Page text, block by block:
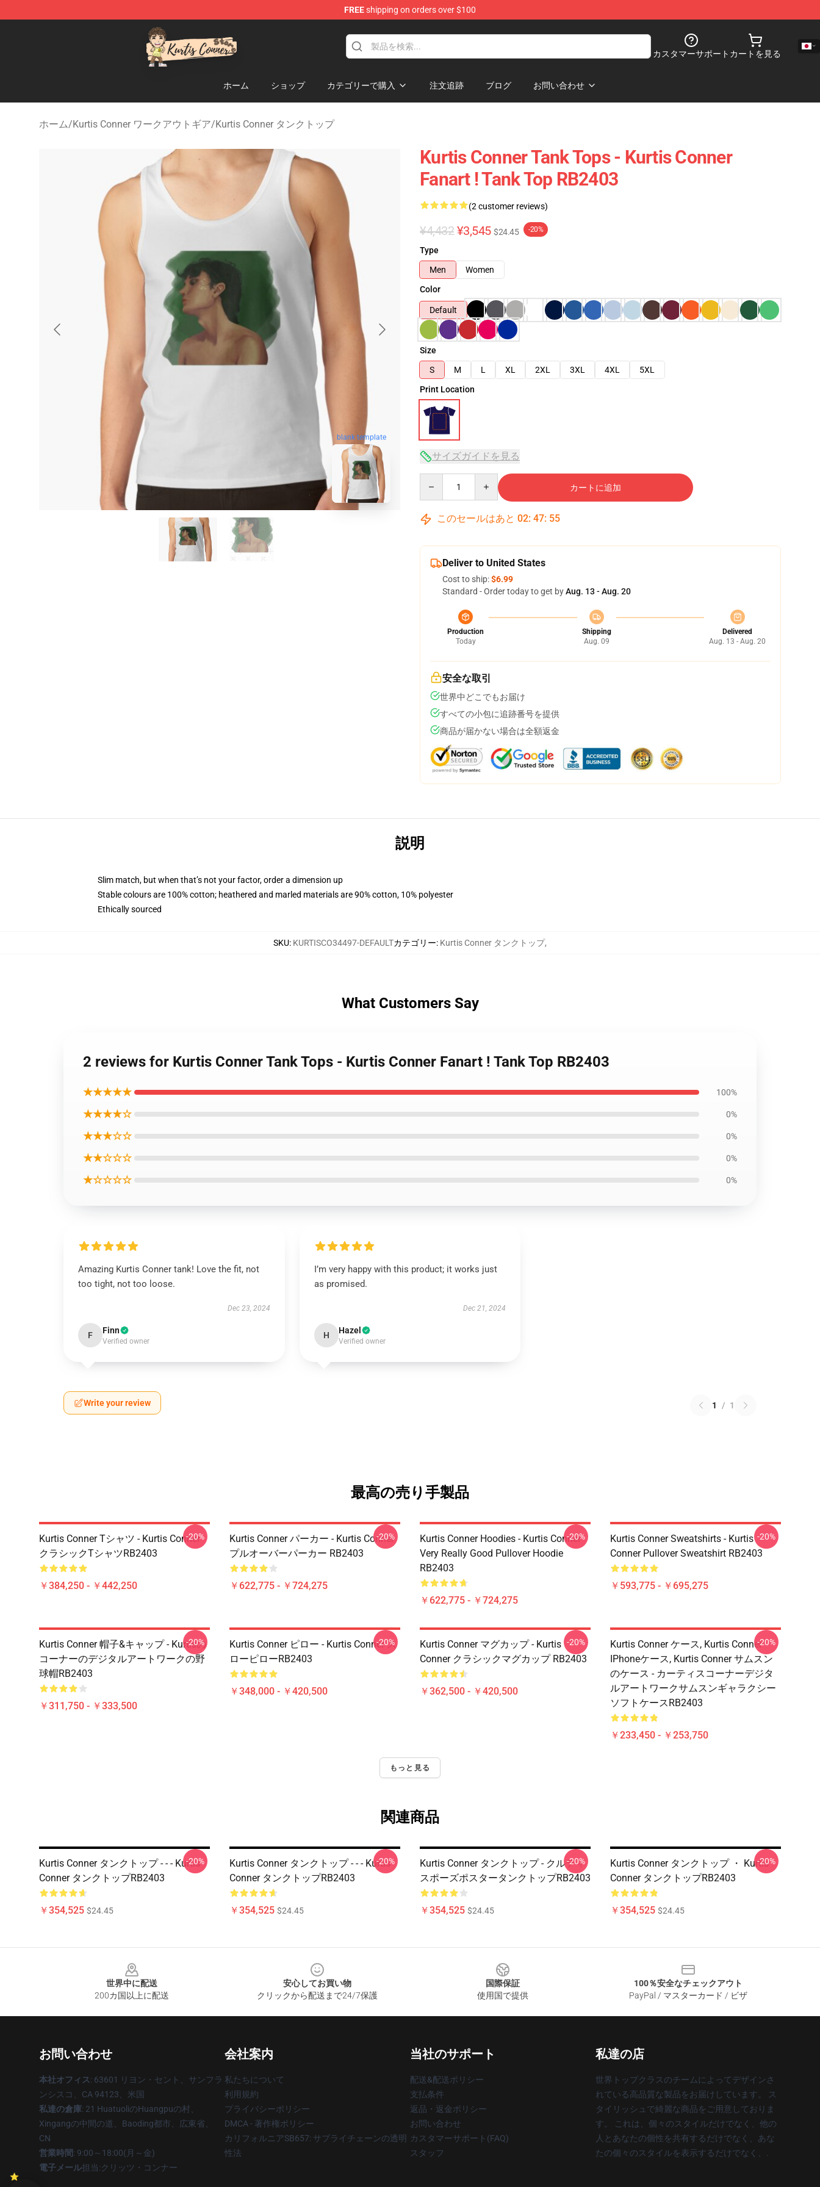
FREEshipping on orders over $100
Kurtis Conner Store - Official Kurtis Conner Merchandise Shop
カスタマーサポート カートを見る
ホーム ショップ カテゴリーで購入 注文追跡 ブログ お問い合わせ
ホーム/Kurtis Conner ワークアウトギア/Kurtis Conner タンクトップ
blank template
Kurtis Conner Tank Tops - Kurtis Conner
Fanart ! Tank Top RB2403
(2 customer reviews)
¥4,432 ¥3,545 $24.45 -20%
Type
Men
Women
Color
Default
Size
S
M L XL 2XL 3XL 4XL
5XL
Print Location
サイズガイドを見る
カートに追加
このセールはあと 02: 47: 54
Deliver to United States
Cost to ship:$6.99
Standard - Order today to get byAug. 13 - Aug. 20
Production
Today
Shipping
Aug. 09
Delivered
Aug. 13 - Aug. 20
安全な取引
世界中どこでもお届け
すべての小包に追跡番号を提供
商品が届かない場合は全額返金
説明
Slim match, but when that’s not your factor, order a dimension up
Stable colours are 100% cotton; heathered and marled materials are 90% cotton, 10% polyester
Ethically sourced
SKU: KURTISCO34497-DEFAULTカテゴリー: Kurtis Conner タンクトップ,
What Customers Say
2 reviews for Kurtis Conner Tank Tops - Kurtis Conner Fanart ! Tank Top RB2403
★★★★★ 100%
★★★★☆ 0%
★★★☆☆ 0%
★★☆☆☆ 0%
★☆☆☆☆ 0%
Amazing Kurtis Conner tank! Love the fit, not
too tight, not too loose.
Dec 23, 2024
F Finn
Verified owner
I’m very happy with this product; it works just
as promised.
Dec 21, 2024
H Hazel
Verified owner
Write your review 1 / 1
最高の売り手製品
Kurtis Conner Tシャツ - Kurtis Conner
クラシックTシャツRB2403
￥384,250 - ￥442,250
-20%
Kurtis Conner パーカー - Kurtis Conner
プルオーバーパーカー RB2403
￥622,775 - ￥724,275
-20%
Kurtis Conner Hoodies - Kurtis Conner
Very Really Good Pullover Hoodie
RB2403
￥622,775 - ￥724,275
-20%
Kurtis Conner Sweatshirts - Kurtis
Conner Pullover Sweatshirt RB2403
￥593,775 - ￥695,275
-20%
Kurtis Conner 帽子&キャップ - Kurtisの
コーナーのデジタルアートワークの野
球帽RB2403
￥311,750 - ￥333,500
-20%
Kurtis Conner ピロー - Kurtis Conner ス
ローピローRB2403
￥348,000 - ￥420,500
-20%
Kurtis Conner マグカップ - Kurtis
Conner クラシックマグカップ RB2403
￥362,500 - ￥420,500
-20%
Kurtis Conner ケース, Kurtis Conner
IPhoneケース, Kurtis Conner サムスン
のケース - カーティスコーナーデジタ
ルアートワークサムスンギャラクシー
ソフトケースRB2403
￥233,450 - ￥253,750
-20%
もっと見る
関連商品
Kurtis Conner タンクトップ - - - Kurtis
Conner タンクトップRB2403
￥354,525 $24.45
-20%
Kurtis Conner タンクトップ - - - Kurtis
Conner タンクトップRB2403
￥354,525 $24.45
-20%
Kurtis Conner タンクトップ - クルティ
スポーズポスタータンクトップRB2403
￥354,525 $24.45
-20%
Kurtis Conner タンクトップ ・ Kurtis
Conner タンクトップRB2403
￥354,525 $24.45
-20%
世界中に配送
200カ国以上に配送
安心してお買い物
クリックから配送まで24/7保護
国際保証
使用国で提供
100％安全なチェックアウト
PayPal / マスターカード / ビザ
お問い合わせ
本社オフィス: 63601 リヨン・セント、サンフラ
ンシスコ、CA 94123、米国
私達の倉庫: 21 HuatuoliのHuangpuの村、
Xingangの中間の道、Baoding都市、広東省、
CN
営業時間: 9:00～18:00(月～金)
電子メール担当:クリッツ・コンナー
会社案内
私たちについて
利用規約
プライバシーポリシー
DMCA - 著作権ポリシー
カリフォルニアSB657: サプライチェーンの透明
性法
当社のサポート
配送&配送ポリシー
支払条件
返品・返金ポリシー
お問い合わせ
カスタマーサポート(FAQ)
スタッフ
私達の店
世界トップクラスのチームによってデザインさ
れている高品質な製品をお届けしています。 ス
タイリッシュで綺麗な商品をご用意しておりま
す。 これは、個々のスタイルだけでなく、他の
人とあなたの個性を共有するだけでなく、あな
たの個々のスタイルを表示するだけでなく、.